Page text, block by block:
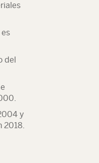
del
y
2018.